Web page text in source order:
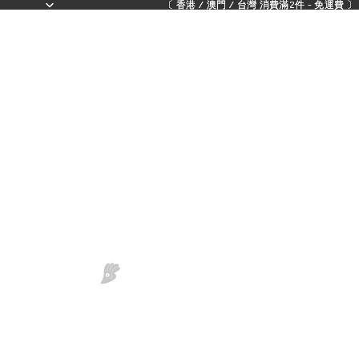
〔 香港 / 澳門 / 台灣 消費滿2件 - 免運費
〔 香港 / 澳門 / 台灣 消費滿2件 - 免運費